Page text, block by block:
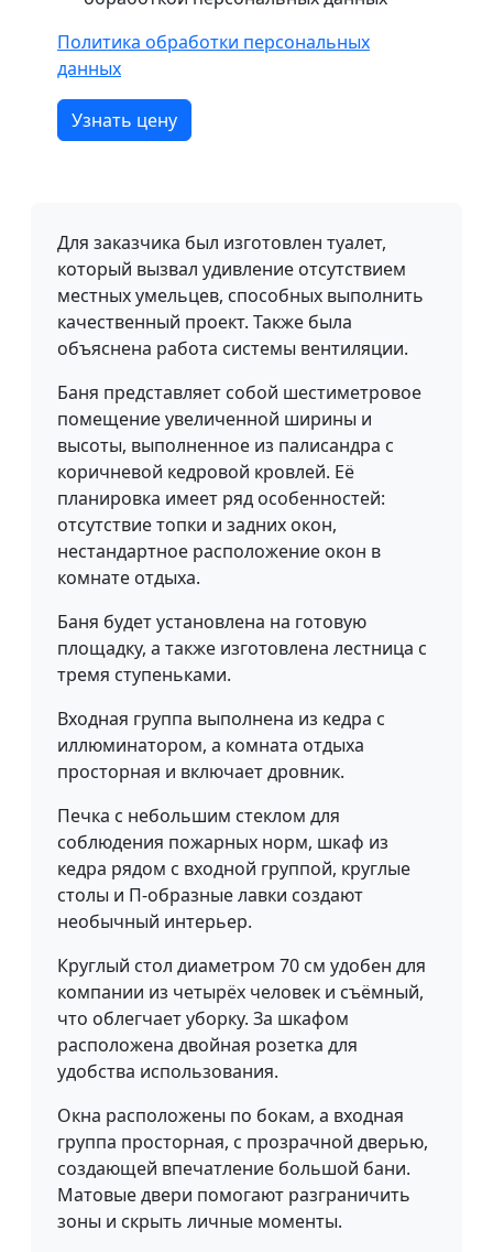
Политика обработки персональных
данных
Узнать цену
Для заказчика был изготовлен туалет,
который вызвал удивление отсутствием
местных умельцев, способных выполнить
качественный проект. Также была
объяснена работа системы вентиляции.
Баня представляет собой шестиметровое
помещение увеличенной ширины и
высоты, выполненное из палисандра с
коричневой кедровой кровлей. Её
планировка имеет ряд особенностей:
отсутствие топки и задних окон,
нестандартное расположение окон в
комнате отдыха.
Баня будет установлена на готовую
площадку, а также изготовлена лестница с
тремя ступеньками.
Входная группа выполнена из кедра с
иллюминатором, а комната отдыха
просторная и включает дровник.
Печка с небольшим стеклом для
соблюдения пожарных норм, шкаф из
кедра рядом с входной группой, круглые
столы и П-образные лавки создают
необычный интерьер.
Круглый стол диаметром 70 см удобен для
компании из четырёх человек и съёмный,
что облегчает уборку. За шкафом
расположена двойная розетка для
удобства использования.
Окна расположены по бокам, а входная
группа просторная, с прозрачной дверью,
создающей впечатление большой бани.
Матовые двери помогают разграничить
зоны и скрыть личные моменты.